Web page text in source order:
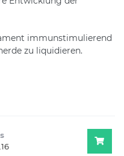
immunstimulierend
zu liquidieren.